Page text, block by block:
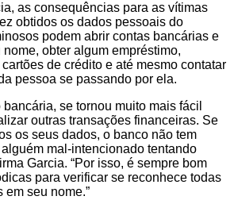
as consequências para as vítimas
obtidos os dados pessoais do
podem abrir contas bancárias e
obter algum empréstimo,
de crédito e até mesmo contatar
pessoa se passando por ela.
se tornou muito mais fácil
outras transações financeiras. Se
os seus dados, o banco não tem
mal-intencionado tentando
Garcia. “Por isso, é sempre bom
para verificar se reconhece todas
seu nome.”